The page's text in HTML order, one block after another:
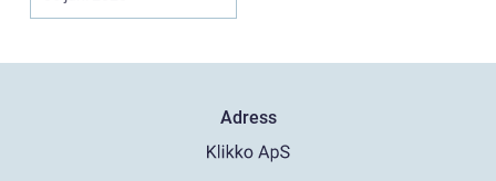
Adress